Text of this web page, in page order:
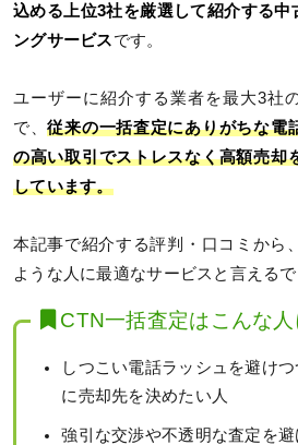
込める上位3社を厳選して紹介する
ングサービスです。
ユーザーに紹介する業者を最大3社
で、従来の一括査定にありがちな電
の高い取引でストレスなく高額売却
しています。
本記事で紹介する評判・口コミから
ような人に最適なサービスと言えるで
CTN一括査定はこんな人
しつこい電話ラッシュを避け
に売却先を決めたい人
強引な交渉や不透明な査定を